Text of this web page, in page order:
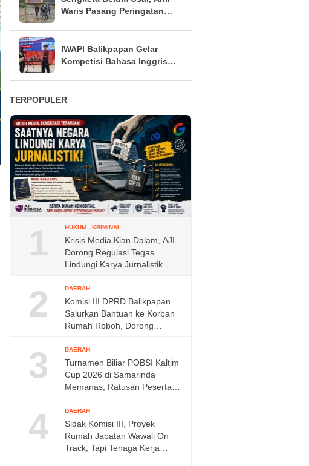
Waris Pasang Peringatan
IWAPI Balikpapan Gelar
Kompetisi Bahasa Inggris
TERPOPULER
1 HUKUM - KRIMINAL
Krisis Media Kian Dalam, AJI
Dorong Regulasi Tegas
Lindungi Karya Jurnalistik
2 DAERAH
Komisi III DPRD Balikpapan
Salurkan Bantuan ke Korban
Rumah Roboh, Dorong
3 DAERAH
Turnamen Biliar POBSI Kaltim
Cup 2026 di Samarinda
Memanas, Ratusan Peserta
4 DAERAH
Sidak Komisi III, Proyek
Rumah Jabatan Wawali On
Track, Tapi Tenaga Kerja